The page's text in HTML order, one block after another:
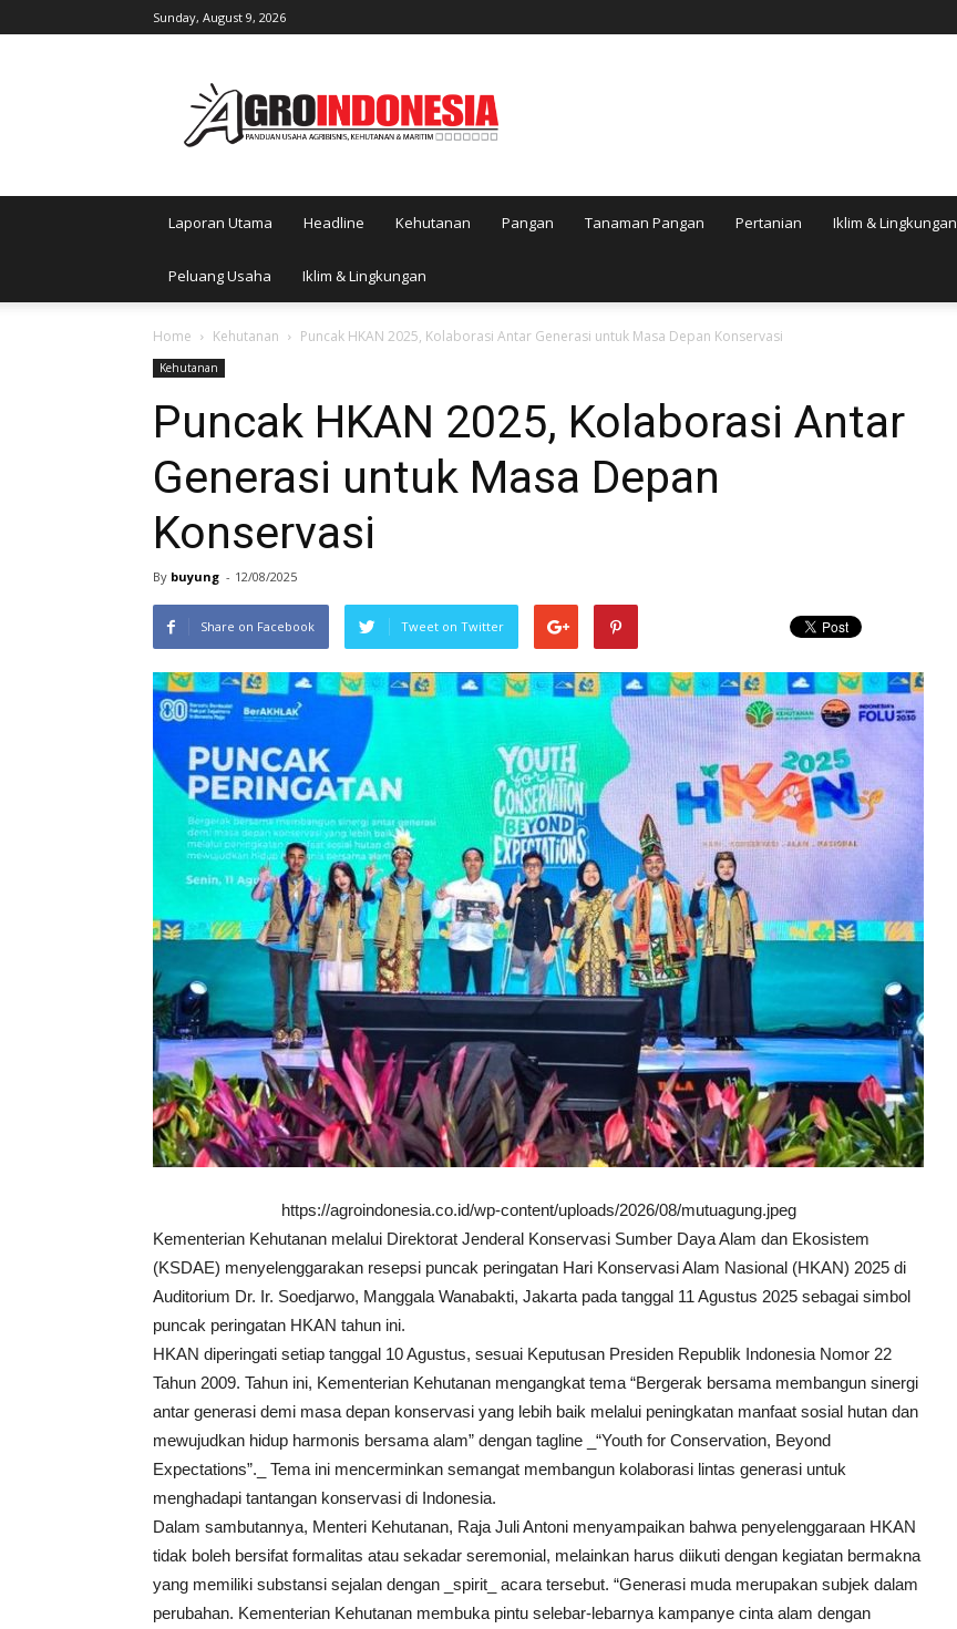
Sunday, August 9, 2026
Laporan Utama Headline Kehutanan Pangan Tanaman Pangan Pertanian Iklim & Lingkungan
Peluang Usaha Iklim & Lingkungan
Home Kehutanan Puncak HKAN 2025, Kolaborasi Antar Generasi untuk Masa Depan Konservasi
Kehutanan
Puncak HKAN 2025, Kolaborasi Antar
Generasi untuk Masa Depan
Konservasi
By buyung - 12/08/2025
Share on Facebook Tweet on Twitter
https://agroindonesia.co.id/wp-content/uploads/2026/08/mutuagung.jpeg
Kementerian Kehutanan melalui Direktorat Jenderal Konservasi Sumber Daya Alam dan Ekosistem
(KSDAE) menyelenggarakan resepsi puncak peringatan Hari Konservasi Alam Nasional (HKAN) 2025 di
Auditorium Dr. Ir. Soedjarwo, Manggala Wanabakti, Jakarta pada tanggal 11 Agustus 2025 sebagai simbol
puncak peringatan HKAN tahun ini.
HKAN diperingati setiap tanggal 10 Agustus, sesuai Keputusan Presiden Republik Indonesia Nomor 22
Tahun 2009. Tahun ini, Kementerian Kehutanan mengangkat tema “Bergerak bersama membangun sinergi
antar generasi demi masa depan konservasi yang lebih baik melalui peningkatan manfaat sosial hutan dan
mewujudkan hidup harmonis bersama alam” dengan tagline _“Youth for Conservation, Beyond
Expectations”._ Tema ini mencerminkan semangat membangun kolaborasi lintas generasi untuk
menghadapi tantangan konservasi di Indonesia.
Dalam sambutannya, Menteri Kehutanan, Raja Juli Antoni menyampaikan bahwa penyelenggaraan HKAN
tidak boleh bersifat formalitas atau sekadar seremonial, melainkan harus diikuti dengan kegiatan bermakna
yang memiliki substansi sejalan dengan _spirit_ acara tersebut. “Generasi muda merupakan subjek dalam
perubahan. Kementerian Kehutanan membuka pintu selebar-lebarnya kampanye cinta alam dengan